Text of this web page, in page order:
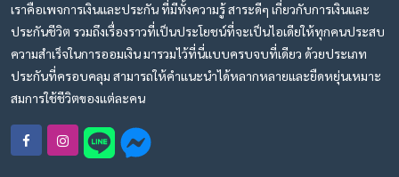
เราคือเพจการเงินและประกัน ที่มีทั้งความรู้ สาระดีๆ เกี่ยวกับการเงินและ
ประกันชีวิต รวมถึงเรื่องราวที่เป็นประโยชน์ที่จะเป็นไอเดียให้ทุกคนประสบ
ความสำเร็จในการออมเงิน มารวมไว้ที่นี่แบบครบจบที่เดียว ด้วยประเภท
ประกันที่ครอบคลุม สามารถให้คำแนะนำได้หลากหลายและยืดหยุ่นเหมาะ
สมการใช้ชีวิตของแต่ละคน